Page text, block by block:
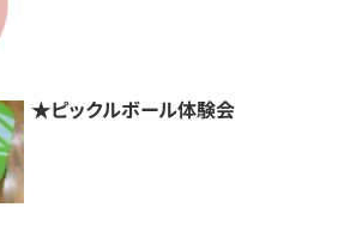
★ピックルボール体験会